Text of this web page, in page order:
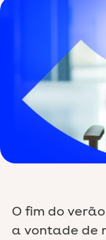
O fim do
a vontade de